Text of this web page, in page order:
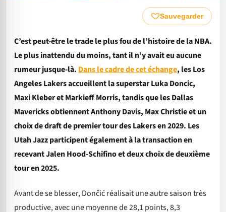
Sauvegarder
C’est peut-être le trade le plus fou de l’histoire de la NBA.
Le plus inattendu du moins, tant il n’y avait eu aucune
rumeur jusque-là. Dans le cadre de cet échange, les Los
Angeles Lakers accueillent la superstar Luka Doncic,
Maxi Kleber et Markieff Morris, tandis que les Dallas
Mavericks obtiennent Anthony Davis, Max Christie et un
choix de draft de premier tour des Lakers en 2029. Les
Utah Jazz participent également à la transaction en
recevant Jalen Hood-Schifino et deux choix de deuxième
tour en 2025.
Avant de se blesser, Dončić réalisait une autre saison très
productive, avec une moyenne de 28,1 points, 8,3